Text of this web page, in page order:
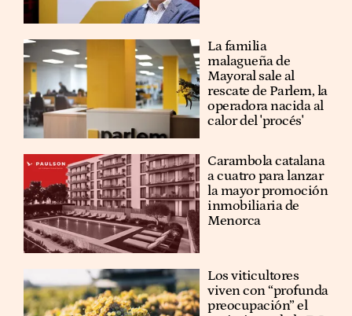
La familia
malagueña de
Mayoral sale al
rescate de Parlem, la
operadora nacida al
calor del 'procés'
Carambola catalana
a cuatro para lanzar
la mayor promoción
inmobiliaria de
Menorca
Los viticultores
viven con “profunda
preocupación” el